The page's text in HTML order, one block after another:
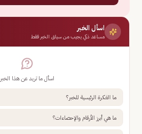
اسأل الخبر
مساعد ذكي يجيب من سياق الخبر فقط
اسأل ما تريد عن هذا الخبر
ما الفكرة الرئيسية للخبر؟
ما هي أبرز الأرقام والإحصاءات؟